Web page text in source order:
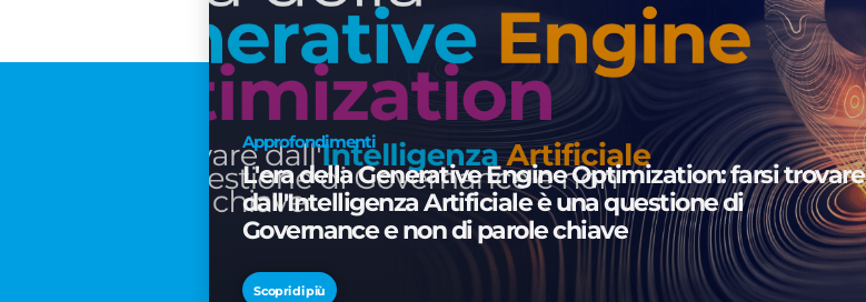
Approfondimenti
L'era della Generative Engine Optimization: farsi trovare
dall'Intelligenza Artificiale è una questione di
Governance e non di parole chiave
Scopri di più